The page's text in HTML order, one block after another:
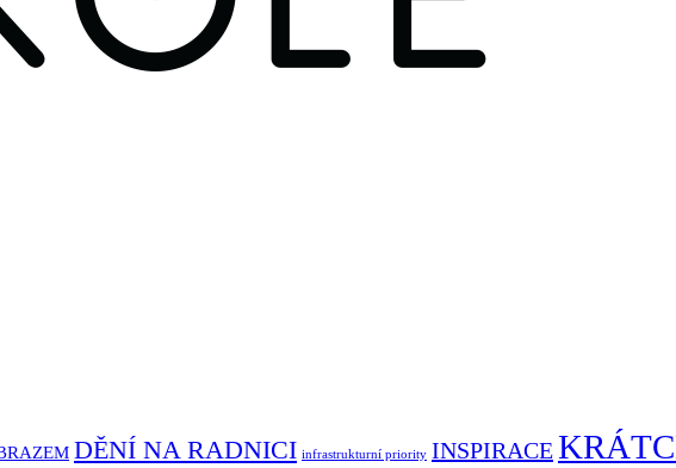
DĚNÍ NA RADNICI infrastrukturní priority INSPIRACE